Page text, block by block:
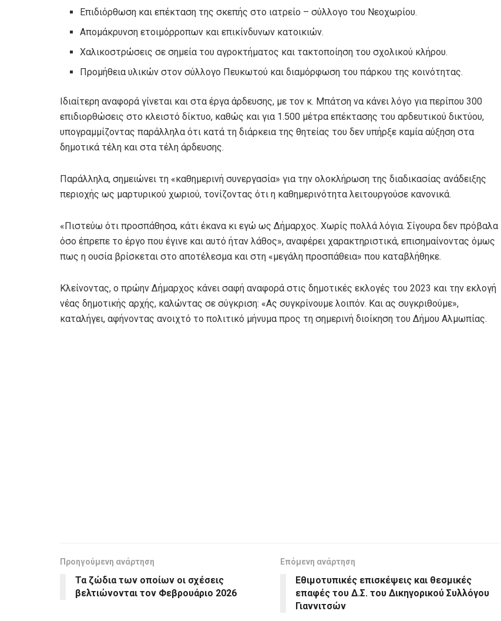
Επιδιόρθωση και επέκταση της σκεπής στο ιατρείο – σύλλογο του Νεοχωρίου.
Απομάκρυνση ετοιμόρροπων και επικίνδυνων κατοικιών.
Χαλικοστρώσεις σε σημεία του αγροκτήματος και τακτοποίηση του σχολικού κλήρου.
Προμήθεια υλικών στον σύλλογο Πευκωτού και διαμόρφωση του πάρκου της κοινότητας.
Ιδιαίτερη αναφορά γίνεται και στα έργα άρδευσης, με τον κ. Μπάτση να κάνει λόγο για περίπου 300
επιδιορθώσεις στο κλειστό δίκτυο, καθώς και για 1.500 μέτρα επέκτασης του αρδευτικού δικτύου,
υπογραμμίζοντας παράλληλα ότι κατά τη διάρκεια της θητείας του δεν υπήρξε καμία αύξηση στα
δημοτικά τέλη και στα τέλη άρδευσης.
Παράλληλα, σημειώνει τη «καθημερινή συνεργασία» για την ολοκλήρωση της διαδικασίας ανάδειξης
περιοχής ως μαρτυρικού χωριού, τονίζοντας ότι η καθημερινότητα λειτουργούσε κανονικά.
«Πιστεύω ότι προσπάθησα, κάτι έκανα κι εγώ ως Δήμαρχος. Χωρίς πολλά λόγια. Σίγουρα δεν πρόβαλα
όσο έπρεπε το έργο που έγινε και αυτό ήταν λάθος», αναφέρει χαρακτηριστικά, επισημαίνοντας όμως
πως η ουσία βρίσκεται στο αποτέλεσμα και στη «μεγάλη προσπάθεια» που καταβλήθηκε.
Κλείνοντας, ο πρώην Δήμαρχος κάνει σαφή αναφορά στις δημοτικές εκλογές του 2023 και την εκλογή
νέας δημοτικής αρχής, καλώντας σε σύγκριση: «Ας συγκρίνουμε λοιπόν. Και ας συγκριθούμε»,
καταλήγει, αφήνοντας ανοιχτό το πολιτικό μήνυμα προς τη σημερινή διοίκηση του Δήμου Αλμωπίας.
Προηγούμενη ανάρτηση
Τα ζώδια των οποίων οι σχέσεις
βελτιώνονται τον Φεβρουάριο 2026
Επόμενη ανάρτηση
Εθιμοτυπικές επισκέψεις και θεσμικές
επαφές του Δ.Σ. του Δικηγορικού Συλλόγου
Γιαννιτσών